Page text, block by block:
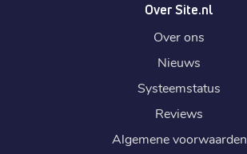
Over Site.nl
Over ons
Nieuws
Systeemstatus
Reviews
Algemene voorwaarden